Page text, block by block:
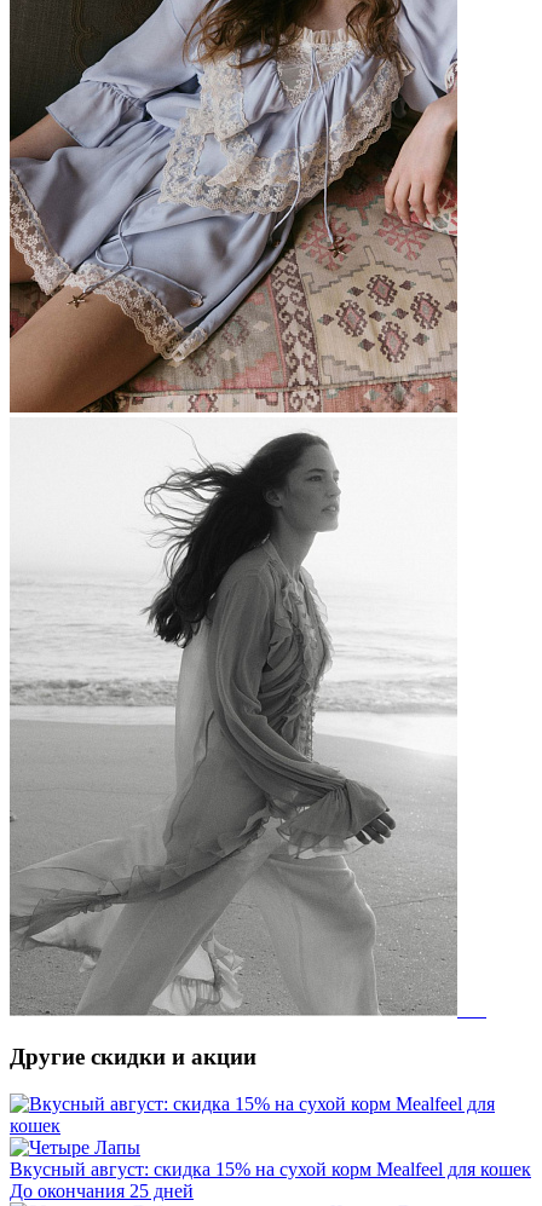
Другие скидки и акции
Вкусный август: скидка 15% на сухой корм Mealfeel для кошек
До окончания 25 дней